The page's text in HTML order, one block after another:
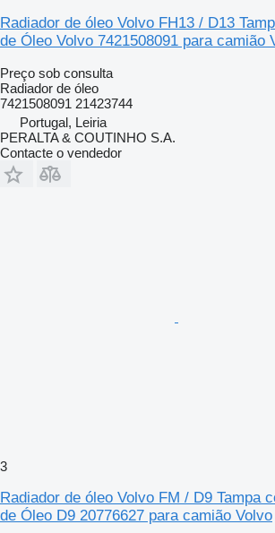
Radiador de óleo Volvo FH13 / D13
de Óleo Volvo 7421508091 para camião
Preço sob consulta
Radiador de óleo
7421508091 21423744
Portugal, Leiria
PERALTA & COUTINHO S.A.
Contacte o vendedor
3
Radiador de óleo Volvo FM / D9 Tampa
de Óleo D9 20776627 para camião Volvo